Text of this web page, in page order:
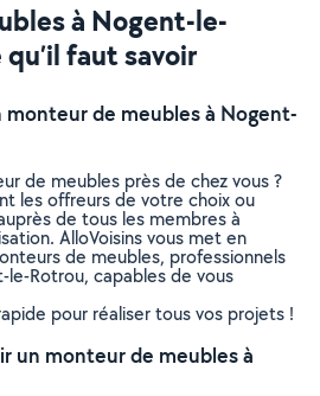
à Nogent-le-
faut savoir
de meubles à Nogent-
de meubles près de chez vous ?
les offreurs de votre choix ou
de tous les membres à
AlloVoisins vous met en
de meubles, professionnels
Rotrou, capables de vous
pour réaliser tous vos projets !
un monteur de meubles à